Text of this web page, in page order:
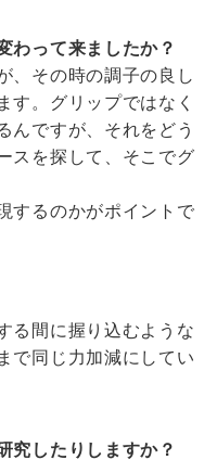
わって来ましたか？
、その時の調子の良し
す。グリップではなく
んですが、それをどう
スを探して、そこでグ
するのかがポイントで
る間に握り込むような
で同じ力加減にしてい
究したりしますか？